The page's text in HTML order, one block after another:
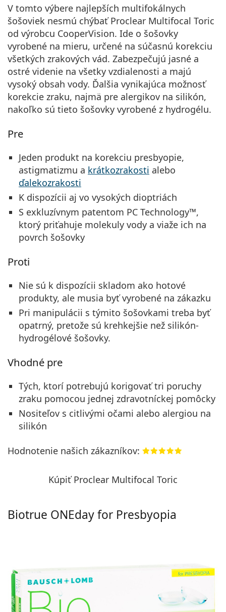
V tomto výbere najlepších multifokálnych
šošoviek nesmú chýbať Proclear Multifocal Toric
od výrobcu CooperVision. Ide o šošovky
vyrobené na mieru, určené na súčasnú korekciu
všetkých zrakových vád. Zabezpečujú jasné a
ostré videnie na všetky vzdialenosti a majú
vysoký obsah vody. Ďalšia vynikajúca možnosť
korekcie zraku, najmä pre alergikov na silikón,
nakoľko sú tieto šošovky vyrobené z hydrogélu.
Pre
Jeden produkt na korekciu presbyopie,
astigmatizmu a krátkozrakosti alebo
ďalekozrakosti
K dispozícii aj vo vysokých dioptriách
S exkluzívnym patentom PC Technology™,
ktorý priťahuje molekuly vody a viaže ich na
povrch šošovky
Proti
Nie sú k dispozícii skladom ako hotové
produkty, ale musia byť vyrobené na zákazku
Pri manipulácii s týmito šošovkami treba byť
opatrný, pretože sú krehkejšie než silikón-
hydrogélové šošovky.
Vhodné pre
Tých, ktorí potrebujú korigovať tri poruchy
zraku pomocou jednej zdravotníckej pomôcky
Nositeľov s citlivými očami alebo alergiou na
silikón
Hodnotenie našich zákazníkov:
Kúpiť Proclear Multifocal Toric
Biotrue ONEday for Presbyopia